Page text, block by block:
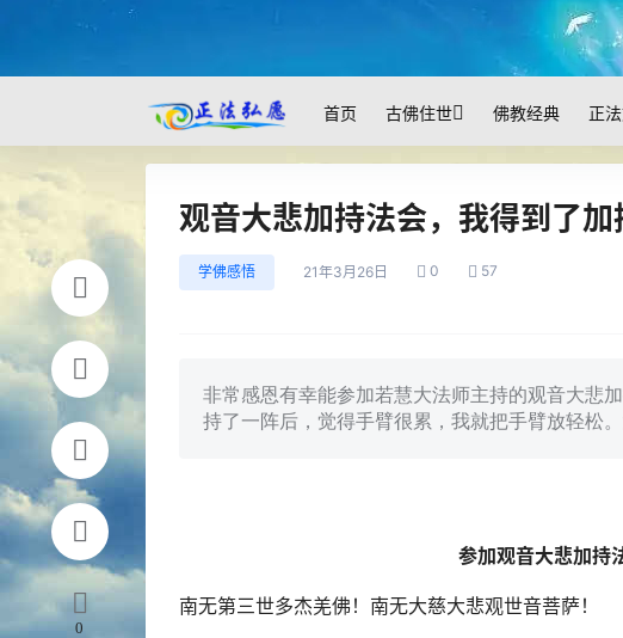
首页 古佛住世 佛教经典 正
观音大悲加持法会，我得到了加
学佛感悟 21年3月26日 0 57
非常感恩有幸能参加若慧大法师主持的观音大悲
持了一阵后，觉得手臂很累，我就把手臂放轻松
参加观音大悲加持
南无第三世多杰羌佛！南无大慈大悲观世音菩萨！
0